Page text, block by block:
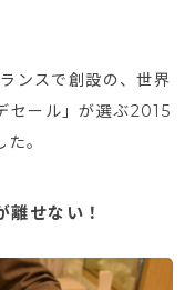
ンスで創設の、世界
セール」が選ぶ2015
。
せない！